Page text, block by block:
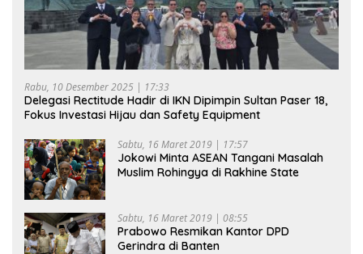
Rabu, 10 Desember 2025 | 17:33
Delegasi Rectitude Hadir di IKN Dipimpin Sultan Paser 18,
Fokus Investasi Hijau dan Safety Equipment
Sabtu, 16 Maret 2019 | 17:57
Jokowi Minta ASEAN Tangani Masalah
Muslim Rohingya di Rakhine State
Sabtu, 16 Maret 2019 | 08:55
Prabowo Resmikan Kantor DPD
Gerindra di Banten